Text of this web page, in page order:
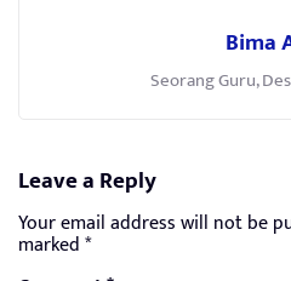
Bima
Seorang Guru,
Leave a Reply
Your email address will not be
marked*